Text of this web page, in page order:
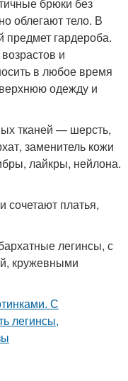
облегают тело. В
гардероба.
и
в любое время
одежду и
тканей — шерсть,
заменитель кожи
лайкры, нейлона.
сочетают платья,
легинсы, с
кружевными